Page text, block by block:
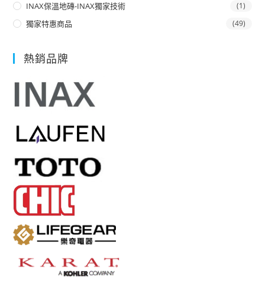
INAX保溫地磚-INAX獨家技術 (1)
獨家特惠商品 (49)
熱銷品牌